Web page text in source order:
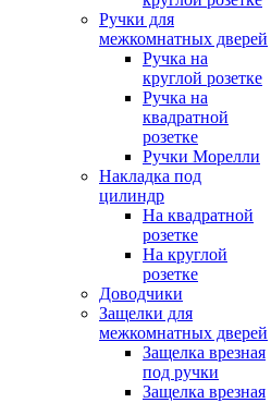
Ручки для
межкомнатных дверей
Ручка на
круглой розетке
Ручка на
квадратной
розетке
Ручки Морелли
Накладка под
цилиндр
На квадратной
розетке
На круглой
розетке
Доводчики
Защелки для
межкомнатных дверей
Защелка врезная
под ручки
Защелка врезная